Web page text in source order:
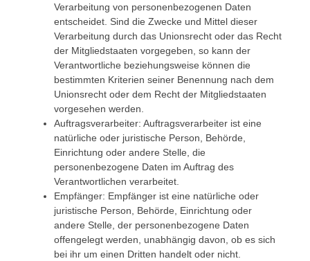
Verarbeitung von personenbezogenen Daten
entscheidet. Sind die Zwecke und Mittel dieser
Verarbeitung durch das Unionsrecht oder das Recht
der Mitgliedstaaten vorgegeben, so kann der
Verantwortliche beziehungsweise können die
bestimmten Kriterien seiner Benennung nach dem
Unionsrecht oder dem Recht der Mitgliedstaaten
vorgesehen werden.
Auftragsverarbeiter: Auftragsverarbeiter ist eine
natürliche oder juristische Person, Behörde,
Einrichtung oder andere Stelle, die
personenbezogene Daten im Auftrag des
Verantwortlichen verarbeitet.
Empfänger: Empfänger ist eine natürliche oder
juristische Person, Behörde, Einrichtung oder
andere Stelle, der personenbezogene Daten
offengelegt werden, unabhängig davon, ob es sich
bei ihr um einen Dritten handelt oder nicht.